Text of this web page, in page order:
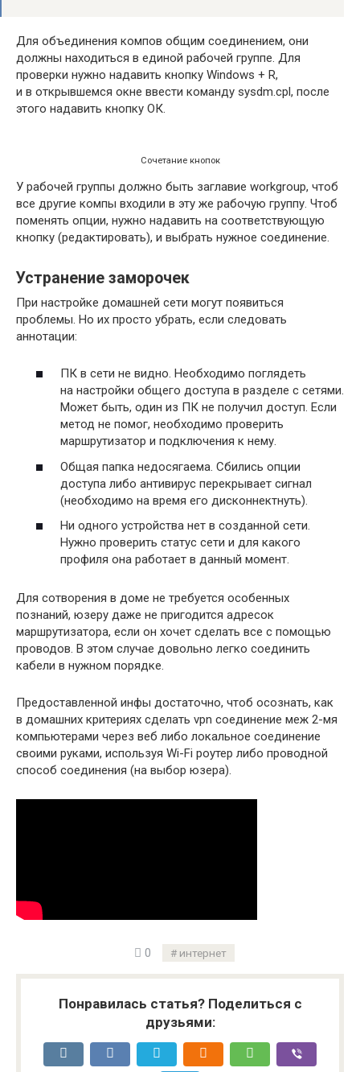
Для объединения компов общим соединением, они
должны находиться в единой рабочей группе. Для
проверки нужно надавить кнопку Windows + R,
и в открывшемся окне ввести команду sysdm.cpl, после
этого надавить кнопку ОК.
Сочетание кнопок
У рабочей группы должно быть заглавие workgroup, чтоб
все другие компы входили в эту же рабочую группу. Чтоб
поменять опции, нужно надавить на соответствующую
кнопку (редактировать), и выбрать нужное соединение.
Устранение заморочек
При настройке домашней сети могут появиться
проблемы. Но их просто убрать, если следовать
аннотации:
ПК в сети не видно. Необходимо поглядеть
на настройки общего доступа в разделе с сетями.
Может быть, один из ПК не получил доступ. Если
метод не помог, необходимо проверить
маршрутизатор и подключения к нему.
Общая папка недосягаема. Сбились опции
доступа либо антивирус перекрывает сигнал
(необходимо на время его дисконнектнуть).
Ни одного устройства нет в созданной сети.
Нужно проверить статус сети и для какого
профиля она работает в данный момент.
Для сотворения в доме не требуется особенных
познаний, юзеру даже не пригодится адресок
маршрутизатора, если он хочет сделать все с помощью
проводов. В этом случае довольно легко соединить
кабели в нужном порядке.
Предоставленной инфы достаточно, чтоб осознать, как
в домашних критериях сделать vpn соединение меж 2-мя
компьютерами через веб либо локальное соединение
своими руками, используя Wi-Fi роутер либо проводной
способ соединения (на выбор юзера).
0 интернет
Понравилась статья? Поделиться с
друзьями: